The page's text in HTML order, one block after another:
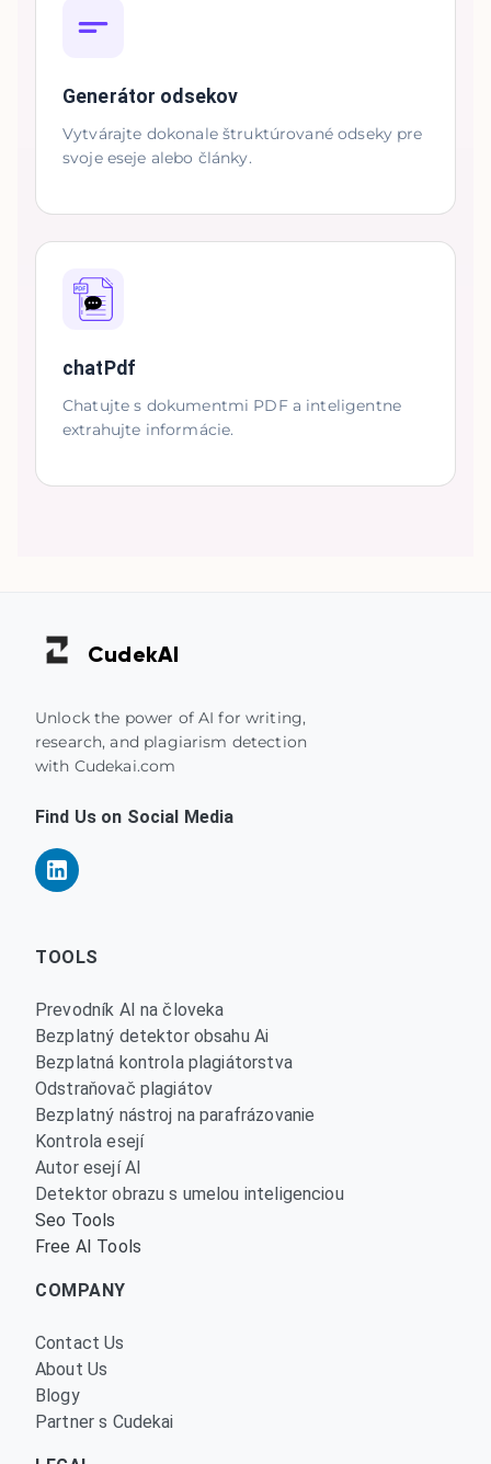
Generátor odsekov
Vytvárajte dokonale štruktúrované odseky pre
svoje eseje alebo články.
chatPdf
Chatujte s dokumentmi PDF a inteligentne
extrahujte informácie.
CudekAI
Unlock the power of AI for writing,
research, and plagiarism detection
with Cudekai.com
Find Us on Social Media
TOOLS
Prevodník AI na človeka
Bezplatný detektor obsahu Ai
Bezplatná kontrola plagiátorstva
Odstraňovač plagiátov
Bezplatný nástroj na parafrázovanie
Kontrola esejí
Autor esejí AI
Detektor obrazu s umelou inteligenciou
Seo Tools
Free AI Tools
COMPANY
Contact Us
About Us
Blogy
Partner s Cudekai